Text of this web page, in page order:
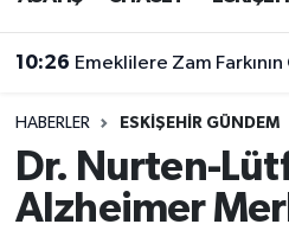
10:26 Emeklilere Zam
HABERLER ESKIŞEHIR GÜNDEM
Dr. Nurten-
Alzheimer
Eskişehir Hava Durumu
Eskişehir Namaz
Eskişehir Trafik
Süper Lig Puan